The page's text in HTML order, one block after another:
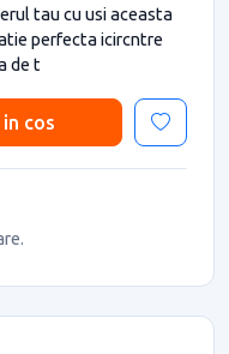
tau cu usi aceasta
perfecta icircntre
de t
cos